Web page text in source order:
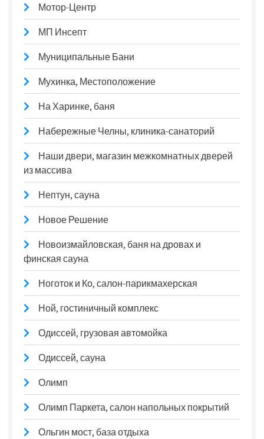
Мотор-Центр
МП Инсепт
Муниципальные Бани
Мухинка, Местоположение
На Харинке, баня
Набережные Челны, клиника-санаторий
Наши двери, магазин межкомнатных дверей
из массива
Нептун, сауна
Новое Решение
Новоизмайловская, баня на дровах и
финская сауна
Ноготок и Ко, салон-парикмахерская
Ной, гостиничный комплекс
Одиссей, грузовая автомойка
Одиссей, сауна
Олимп
Олимп Паркета, салон напольных покрытий
Ольгин мост, база отдыха